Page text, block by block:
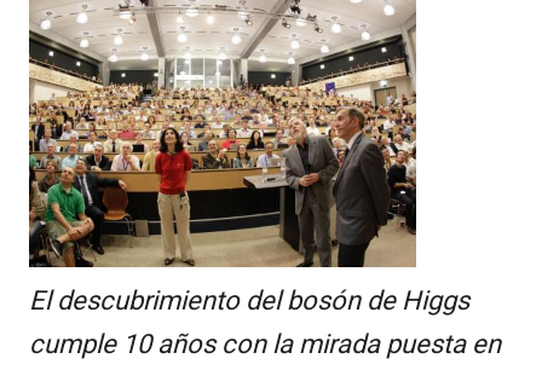
El descubrimiento del bosón de Higgs
cumple 10 años con la mirada puesta en